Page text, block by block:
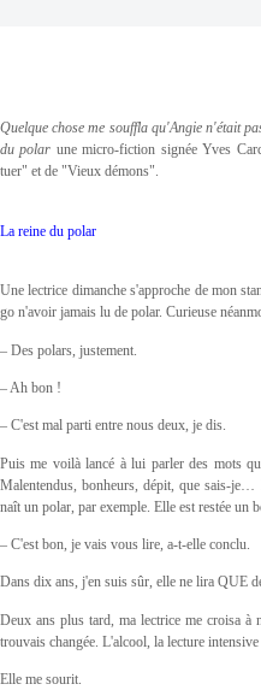
Quelque chose me souffla qu'Angie n'était
du polar une micro-fiction signée Yves
tuer" et de "Vieux démons".
La reine du polar
Une lectrice dimanche s'approche de mon
go n'avoir jamais lu de polar. Curieuse
– Des polars, justement.
– Ah bon !
– C'est mal parti entre nous deux, je dis.
Puis me voilà lancé à lui parler des mots
Malentendus, bonheurs, dépit, que sais-je…
naît un polar, par exemple. Elle est restée un
– C'est bon, je vais vous lire, a-t-elle conclu.
Dans dix ans, j'en suis sûr, elle ne lira QUE
Deux ans plus tard, ma lectrice me croisa à
trouvais changée. L'alcool, la lecture intensive
Elle me sourit.